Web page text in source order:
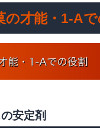
の才能・1-Aで
安定剤